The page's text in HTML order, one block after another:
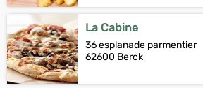
La Cabine
36 esplanade parmentier
62600 Berck